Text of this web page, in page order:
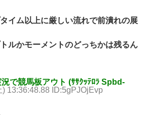
イム以上に厳しい流れで前潰れの展
ルかモーメントのどっちかは残るん
で競馬板アウト (ｻｻｸｯﾃﾛﾗ Spbd-
) 13:36:48.88 ID:5gPJOjEvp